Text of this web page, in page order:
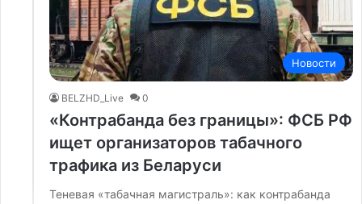
Новости
BELZHD_Live 0
«Контрабанда без границы»: ФСБ РФ
ищет организаторов табачного
трафика из Беларуси
Теневая «табачная магистраль»: как контрабанда